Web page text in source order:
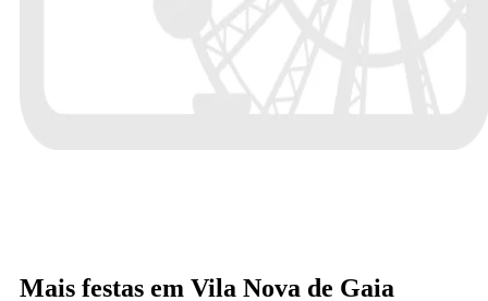
Mais festas em Vila Nova de Gaia